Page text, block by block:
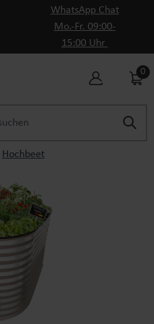
WhatsApp Chat
Mo.-Fr. 09:00-
15:00 Uhr
0
Hochbeet